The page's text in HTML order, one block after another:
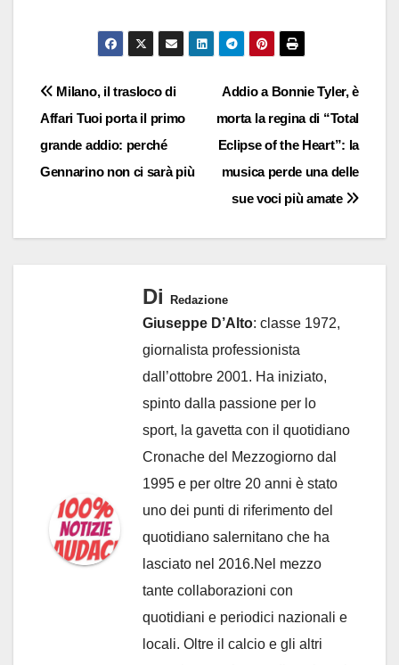
Navigazione
articoli
Addio a Bonnie Tyler, è
morta la regina di “Total
Eclipse of the Heart”: la
musica perde una delle
sue voci più amate
Milano, il trasloco di
Affari Tuoi porta il primo
grande addio: perché
Gennarino non ci sarà più
Di Redazione
Giuseppe D’Alto: classe 1972,
giornalista professionista
dall’ottobre 2001. Ha iniziato,
spinto dalla passione per lo
sport, la gavetta con il quotidiano
Cronache del Mezzogiorno dal
1995 e per oltre 20 anni è stato
uno dei punti di riferimento del
quotidiano salernitano che ha
lasciato nel 2016.Nel mezzo
tante collaborazioni con
quotidiani e periodici nazionali e
locali. Oltre il calcio e gli altri